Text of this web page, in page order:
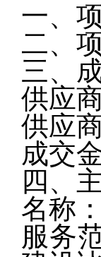
一、
二、
三、
供应
供应
成交
四、
名称
服务